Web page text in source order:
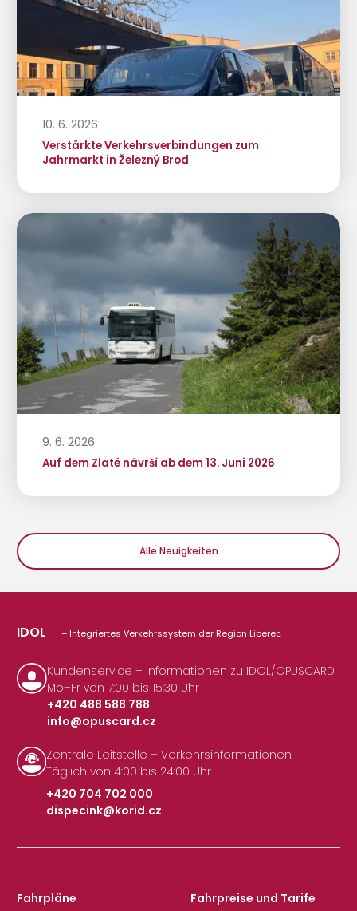
10. 6. 2026
Verstärkte Verkehrsverbindungen zum
Jahrmarkt in Železný Brod
9. 6. 2026
Auf dem Zlaté návrší ab dem 13. Juni 2026
Alle Neuigkeiten
IDOL – Integriertes Verkehrssystem der Region Liberec
Kundenservice – Informationen zu IDOL/OPUSCARD
Mo–Fr von 7:00 bis 15:30 Uhr
+420 488 588 788
|
info@opuscard.cz
Zentrale Leitstelle – Verkehrsinformationen
Täglich von 4:00 bis 24:00 Uhr
+420 704 702 000
|
dispecink@korid.cz
Fahrpläne
Fahrpreise und Tarife